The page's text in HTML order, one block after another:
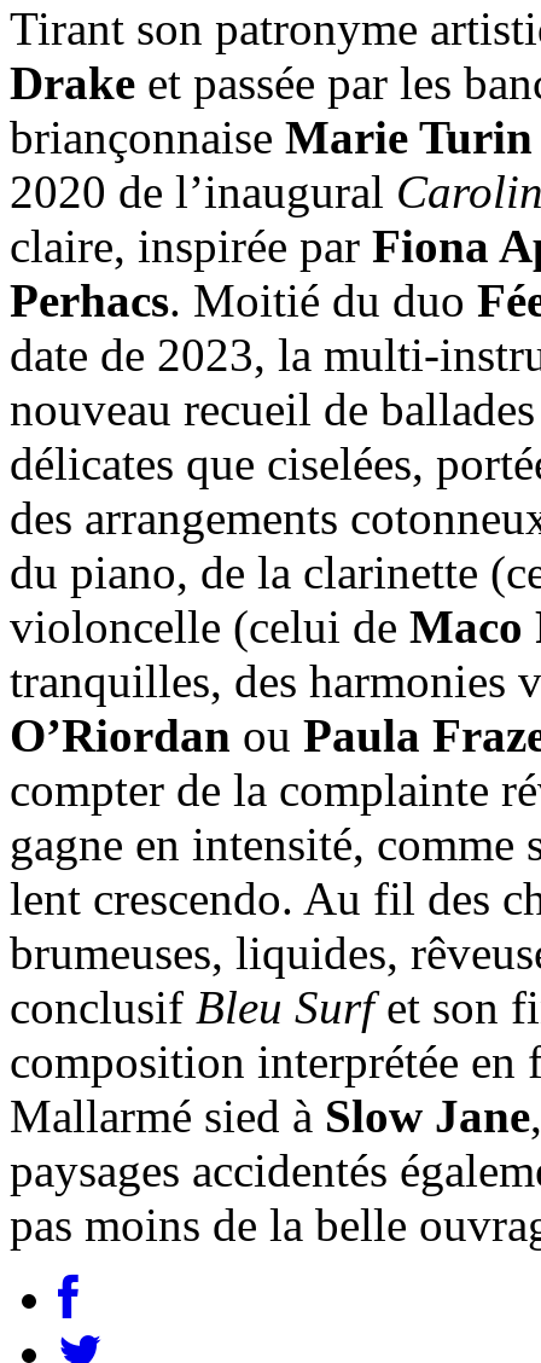
Tirant son patronyme
Drake et passée par les
briançonnaise Marie Turin
2020 de l’inaugural
claire, inspirée par Fiona
Perhacs. Moitié du duo
date de 2023, la multi-
nouveau recueil de
délicates que ciselées,
des arrangements
du piano, de la clarinette
violoncelle (celui de Maco
tranquilles, des harmonies
O’Riordan ou Paula
compter de la complainte
gagne en intensité,
lent crescendo. Au fil des
brumeuses, liquides,
conclusif Bleu Surfet son
composition interprétée en
Mallarmé sied à Slow Jane
paysages accidentés
pas moins de la belle